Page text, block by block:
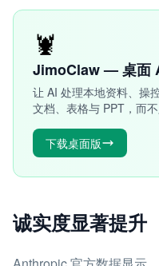
🦞
JimoClaw — 桌面
让 AI 处理本地资料、操
文档、表格与 PPT，而不
下载桌面版
诚实度显著提升